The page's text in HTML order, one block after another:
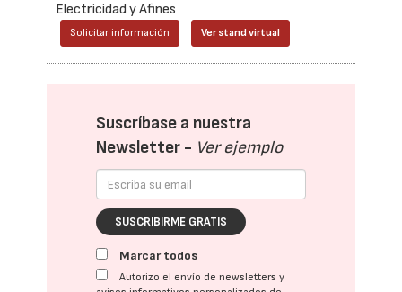
Electricidad y Afines
Solicitar información Ver stand virtual
Suscríbase a nuestra
Newsletter - Ver ejemplo
SUSCRIBIRME GRATIS
Marcar todos
Autorizo el envío de newsletters y